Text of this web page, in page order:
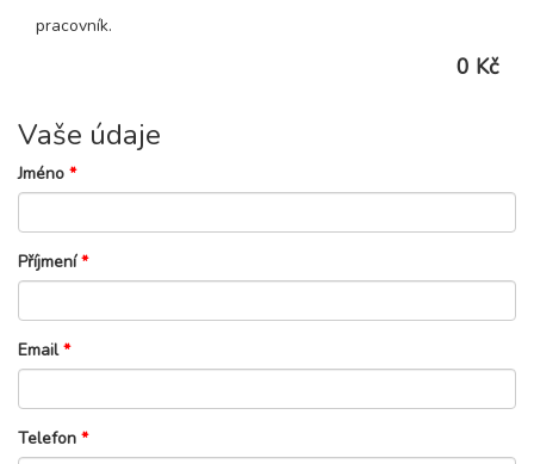
pracovník.
0 Kč
Vaše údaje
Jméno *
Příjmení*
Email*
Telefon *